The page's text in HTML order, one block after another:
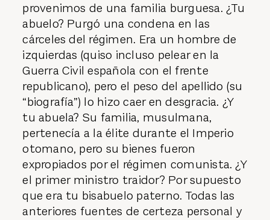
provenimos de una familia burguesa. ¿Tu
abuelo? Purgó una condena en las
cárceles del régimen. Era un hombre de
izquierdas (quiso incluso pelear en la
Guerra Civil española con el frente
republicano), pero el peso del apellido (su
“biografía”) lo hizo caer en desgracia. ¿Y
tu abuela? Su familia, musulmana,
pertenecía a la élite durante el Imperio
otomano, pero su bienes fueron
expropiados por el régimen comunista. ¿Y
el primer ministro traidor? Por supuesto
que era tu bisabuelo paterno. Todas las
anteriores fuentes de certeza personal y